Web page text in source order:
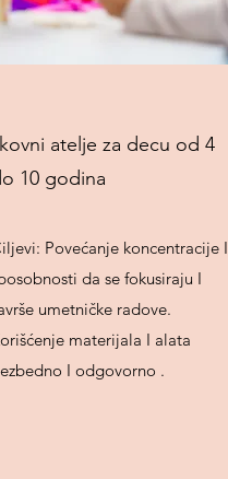
atelje za decu od 4
10 godina
Povećanje koncentracije I
da se fokusiraju I
umetničke radove.
materijala I alata
I odgovorno .